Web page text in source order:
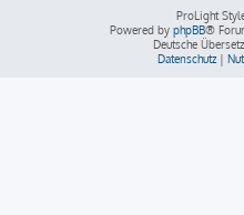
ProLight
Powered by phpBB®
Deutsche
Datenschutz |